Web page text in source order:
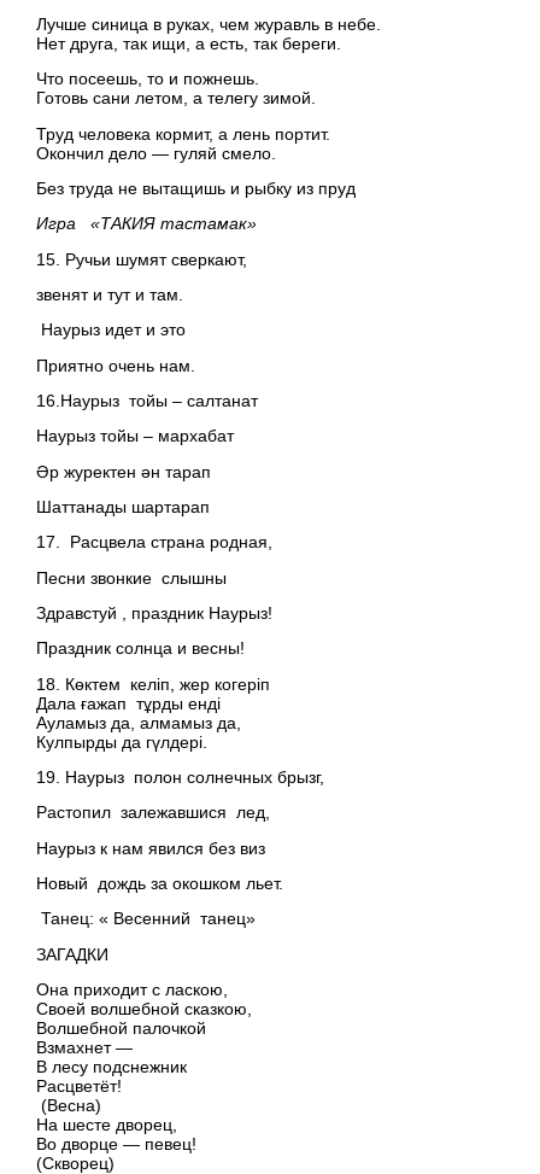
Лучше синица в руках, чем журавль в небе.
Нет друга, так ищи, а есть, так береги.
Что посеешь, то и пожнешь.
Готовь сани летом, а телегу зимой.
Труд человека кормит, а лень портит.
Окончил дело — гуляй смело.
Без труда не вытащишь и рыбку из пруд
Игра «ТАКИЯ тастамак»
15. Ручьи шумят сверкают,
звенят и тут и там.
Наурыз идет и это
Приятно очень нам.
16.Наурыз тойы – салтанат
Наурыз тойы – мархабат
Әр журектен ән тарап
Шаттанады шартарап
17. Расцвела страна родная,
Песни звонкие слышны
Здравстуй , праздник Наурыз!
Праздник солнца и весны!
18. Көктем
келіп, жер когеріп
Дала ғажап тұрды енді
Ауламыз да, алмамыз да,
Кулпырды да гүлдері.
19. Наурыз полон солнечных брызг,
Растопил залежавшися лед,
Наурыз к нам явился без виз
Новый дождь за окошком льет.
Танец: « Весенний танец»
ЗАГАДКИ
Она приходит с ласкою,
Своей волшебной сказкою,
Волшебной палочкой
Взмахнет —
В лесу подснежник
Расцветёт!
(Весна)
На шесте дворец,
Во дворце — певец!
(Скворец)